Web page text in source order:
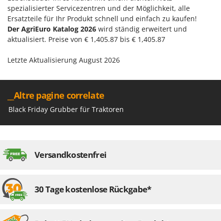
P
Palettengabeln für Traktoren
Pelletpressen
Planierschilder für Traktoren
Poolroboter
Pools
R
Rasenmäher
Rasentrimmer - Kantenschneider
Forest Master
Francini
Garofalo
GeoTech
GeoTech Pro
Gierre
Gipeco
Goodyear
Gre
spezialisierter Servicezentren und der Möglichkeit, alle
Ersatzteile für Ihr Produkt schnell und einfach zu kaufen!
Der AgriEuro Katalog 2026 wird ständig erweitert und
aktualisiert. Preise von € 1,405.87 bis € 1,405.87
Letzte Aktualisierung August 2026
__Altre pagine correlate
Black Friday Grubber für Traktoren
Versandkostenfrei
30 Tage kostenlose Rückgabe*